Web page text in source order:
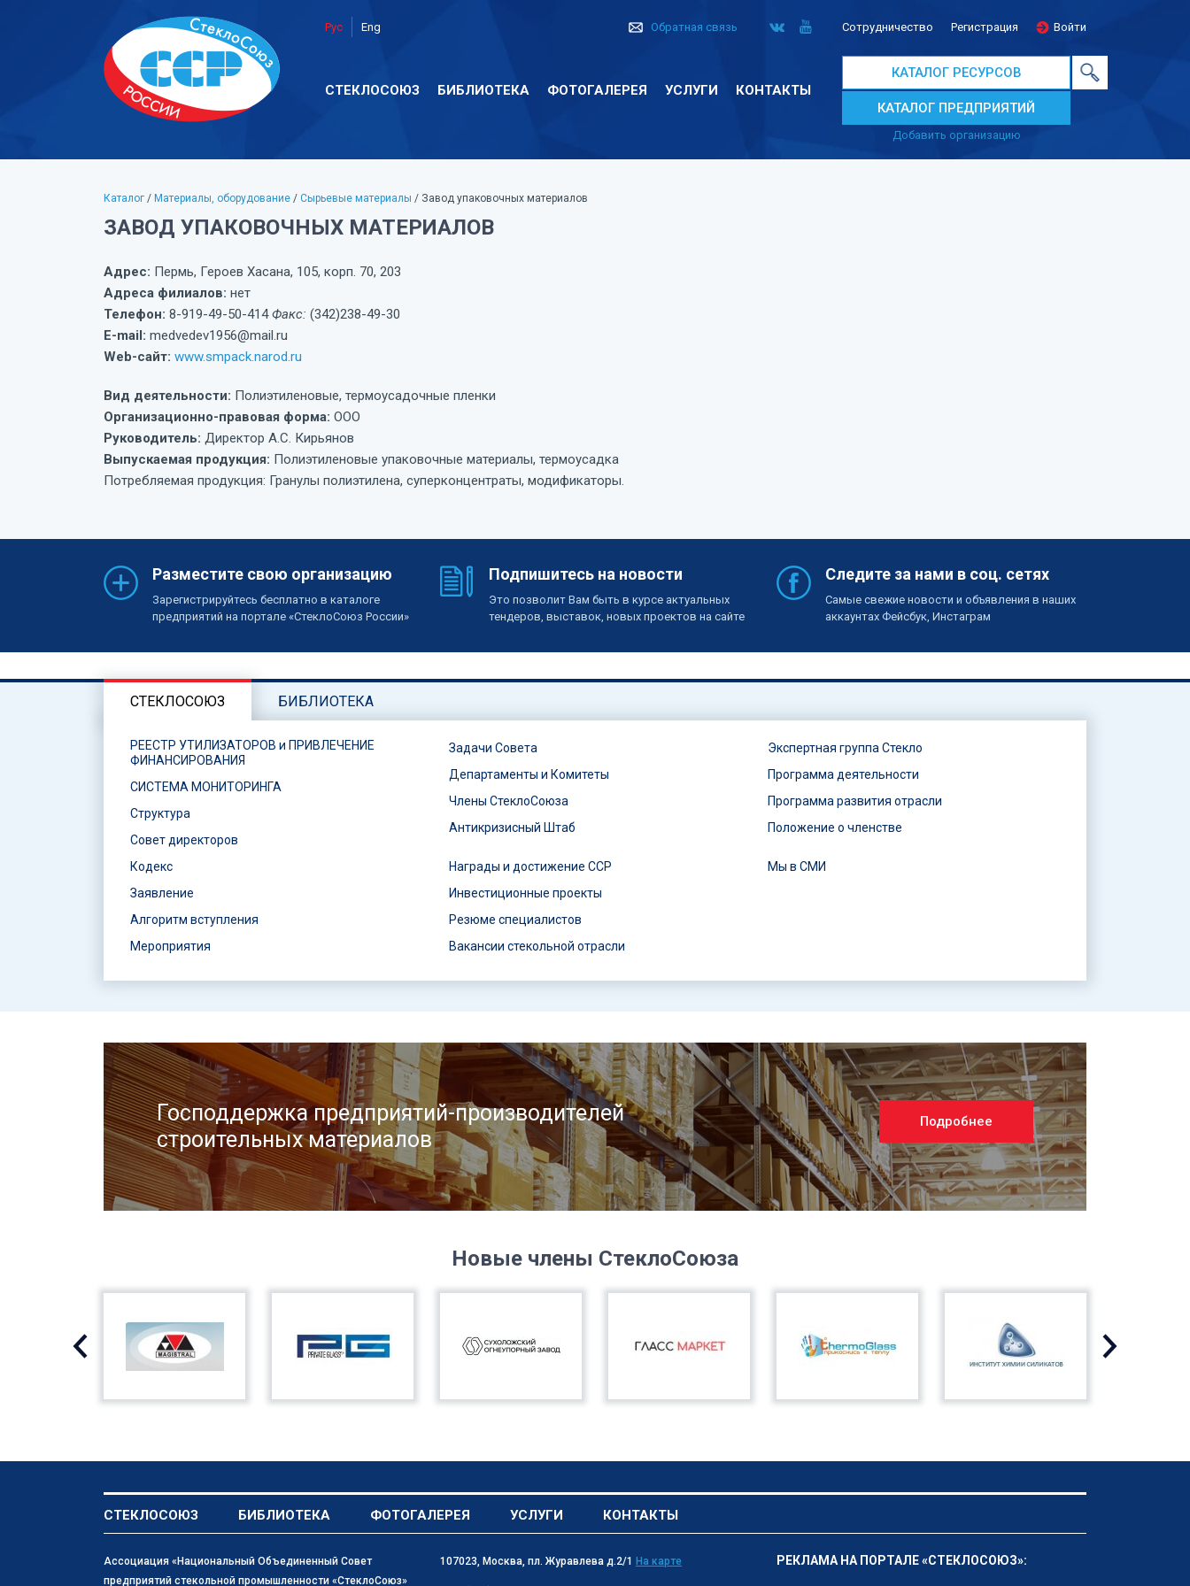
Рус Eng Обратная связь Сотрудничество Регистрация Войти
СТЕКЛОСОЮЗ БИБЛИОТЕКА ФОТОГАЛЕРЕЯ УСЛУГИ КОНТАКТЫ
КАТАЛОГ РЕСУРСОВ
КАТАЛОГ ПРЕДПРИЯТИЙ
Добавить организацию
Каталог / Материалы, оборудование / Сырьевые материалы / Завод упаковочных материалов
ЗАВОД УПАКОВОЧНЫХ МАТЕРИАЛОВ
Адрес: Пермь, Героев Хасана, 105, корп. 70, 203
Адреса филиалов: нет
Телефон: 8-919-49-50-414Факс: (342)238-49-30
E-mail: medvedev1956@mail.ru
Web-сайт: www.smpack.narod.ru
Вид деятельности: Полиэтиленовые, термоусадочные пленки
Организационно-правовая форма: ООО
Руководитель: Директор А.С. Кирьянов
Выпускаемая продукция: Полиэтиленовые упаковочные материалы, термоусадка
Потребляемая продукция: Гранулы полиэтилена, суперконцентраты, модификаторы.
Разместите свою организацию
Зарегистрируйтесь бесплатно в каталоге
предприятий на портале «СтеклоСоюз России»
Подпишитесь на новости
Это позволит Вам быть в курсе актуальных
тендеров, выставок, новых проектов на сайте
Следите за нами в соц. сетях
Самые свежие новости и объявления в наших
аккаунтах Фейсбук, Инстаграм
СТЕКЛОСОЮЗ БИБЛИОТЕКА
РЕЕСТР УТИЛИЗАТОРОВ и ПРИВЛЕЧЕНИЕ
ФИНАНСИРОВАНИЯ
СИСТЕМА МОНИТОРИНГА
Структура
Совет директоров
Задачи Совета
Департаменты и Комитеты
Члены СтеклоСоюза
Антикризисный Штаб
Экспертная группа Стекло
Программа деятельности
Программа развития отрасли
Положение о членстве
Кодекс
Заявление
Алгоритм вступления
Мероприятия
Награды и достижение ССР
Инвестиционные проекты
Резюме специалистов
Вакансии стекольной отрасли
Мы в СМИ
Господдержка предприятий-производителей
строительных материалов
Подробнее
Новые члены СтеклоСоюза
СТЕКЛОСОЮЗ БИБЛИОТЕКА ФОТОГАЛЕРЕЯ УСЛУГИ КОНТАКТЫ
Ассоциация «Национальный Объединенный Совет
предприятий стекольной промышленности «СтеклоСоюз»
107023, Москва, пл. Журавлева д.2/1 На карте РЕКЛАМА НА ПОРТАЛЕ «СТЕКЛОСОЮЗ»: